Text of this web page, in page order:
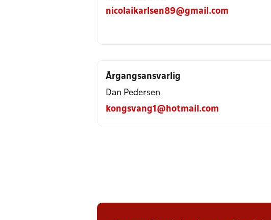
nicolaikarlsen89@gmail.com
Årgangsansvarlig
Dan Pedersen
kongsvang1@hotmail.com